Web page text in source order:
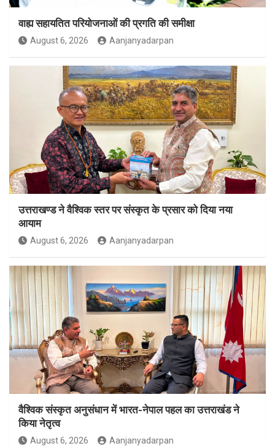
वाह्य सहायतित परियोजनाओं की प्रगति की समीक्षा
August 6, 2026 Aanjanyadarpan
उत्तराखण्ड ने वैश्विक स्तर पर संस्कृत के प्रसार को दिया नया
आयाम
August 6, 2026 Aanjanyadarpan
वैश्विक संस्कृत अनुसंधान में भारत-नेपाल पहल का उत्तराखंड ने
किया नेतृत्व
August 6, 2026 Aanjanyadarpan